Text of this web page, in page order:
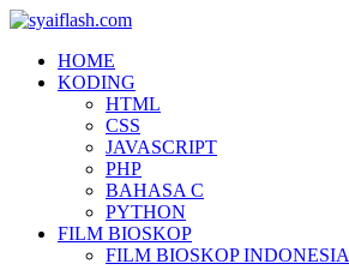
HOME
KODING
HTML
CSS
JAVASCRIPT
PHP
BAHASA C
PYTHON
FILM BIOSKOP
FILM BIOSKOP INDONESIA